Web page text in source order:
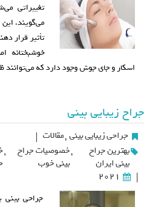
تغییراتی
می‌گویند.
تأثیر قرار
خوشبختانه
اسکار و جای جوش وجود دارد که می‌توانند
جراح زیبایی بینی
جراحی زیبایی بینی ,مقالات |
بهترین جراح
بینی ایران
,خصوصیات جراح
بینی خوب
,
|
2021
جراحی بینی